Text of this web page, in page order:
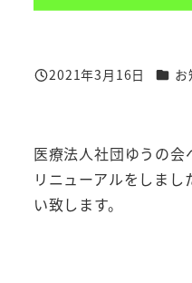
投稿日
2021年3月16日 カテお
医療法人社団ゆうの
リニューアルをしま
い致します。